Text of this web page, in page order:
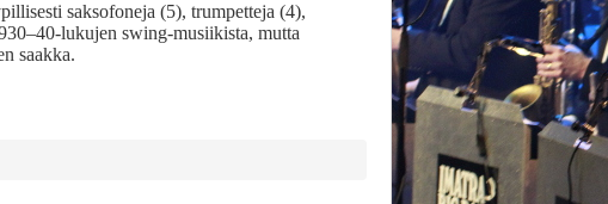
saksofoneja (5), trumpetteja (4),
lukujen swing-musiikista, mutta
saakka.